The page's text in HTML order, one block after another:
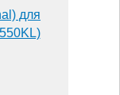
для